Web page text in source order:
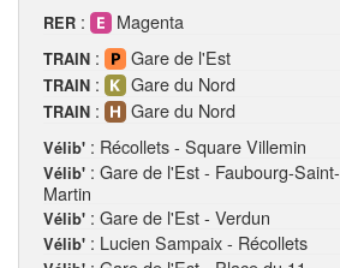
RER : Magenta
TRAIN : Gare de l'Est
TRAIN : Gare du Nord
TRAIN : Gare du Nord
Vélib' : Récollets - Square Villemin
Vélib' : Gare de l'Est - Faubourg-Saint-
Martin
Vélib' : Gare de l'Est - Verdun
Vélib' : Lucien Sampaix - Récollets